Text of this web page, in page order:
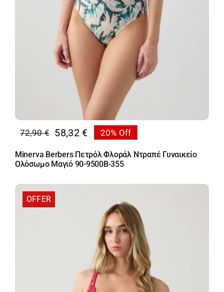
72,90€
Original
price
was:
58,32 €
Η
τρέχουσα
τιμή
58,32 €.
20% Off
Minerva Berbers Πετρόλ Φλοράλ Ντραπέ Γυναικείο
Ολόσωμο Μαγιό 90-9500B-355
OFFER